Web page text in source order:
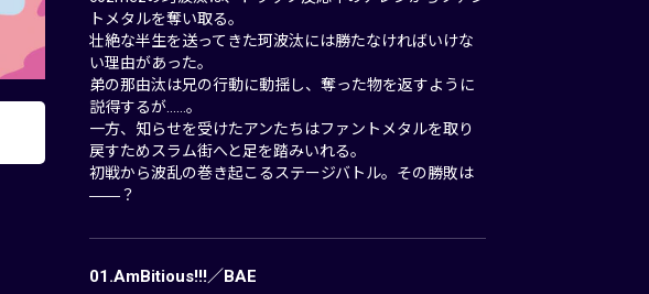
トメタルを奪い取る。
壮絶な半生を送ってきた珂波汰には勝たなければいけな
い理由があった。
弟の那由汰は兄の行動に動揺し、奪った物を返すように
説得するが……。
一方、知らせを受けたアンたちはファントメタルを取り
戻すためスラム街へと足を踏みいれる。
初戦から波乱の巻き起こるステージバトル。その勝敗は
――？
01.AmBitious!!!／BAE